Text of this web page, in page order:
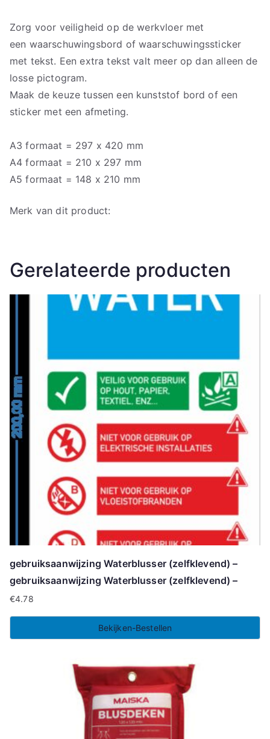
Zorg voor veiligheid op de werkvloer met
een waarschuwingsbord of waarschuwingssticker
met tekst. Een extra tekst valt meer op dan alleen de
losse pictogram.
Maak de keuze tussen een kunststof bord of een
sticker met een afmeting.
A3 formaat = 297 x 420 mm
A4 formaat = 210 x 297 mm
A5 formaat = 148 x 210 mm
Merk van dit product:
Gerelateerde producten
gebruiksaanwijzing Waterblusser (zelfklevend) –
gebruiksaanwijzing Waterblusser (zelfklevend) –
€4.78
Bekijken-Bestellen